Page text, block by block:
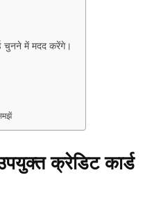
चुनने में मदद करेंगे।
क्रेडिट कार्ड